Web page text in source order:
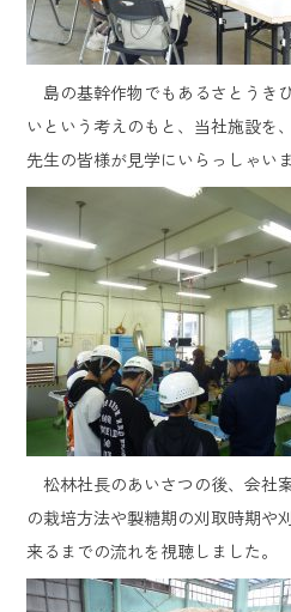
島の基幹作物でもあるさとうき
いという考えのもと、当社施設を
先生の皆様が見学にいらっしゃいま
松林社長のあいさつの後、会社
の栽培方法や製糖期の刈取時期や
来るまでの流れを視聴しました。